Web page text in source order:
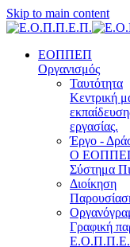
Skip to main content
ΕΟΠΠΕΠ
Οργανισμός
Ταυτότητα
Κεντρική
εργασίας.
Έργο -
Ο ΕΟΠΠΕΠ
Σύστημα
Διοίκηση
Γραφική